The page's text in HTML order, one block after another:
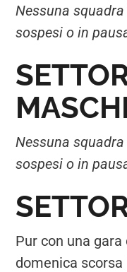
Nessuna
sospesi o in
Nessuna
sospesi o in
Pur con una
domenica